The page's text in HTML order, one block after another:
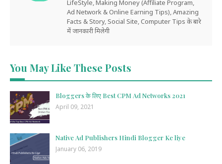
LifeStyle, Making Money (Affiliate Program,
Ad Network & Online Earning Tips), Amazing
Facts & Story, Social Site, Computer Tips के बारे
में जानकारी मिलेगी
You May Like These Posts
Bloggers के लिए Best CPM Ad Networks 2021
April 09, 2021
Native Ad Publishers Hindi Blogger Ke liye
January 06, 2019